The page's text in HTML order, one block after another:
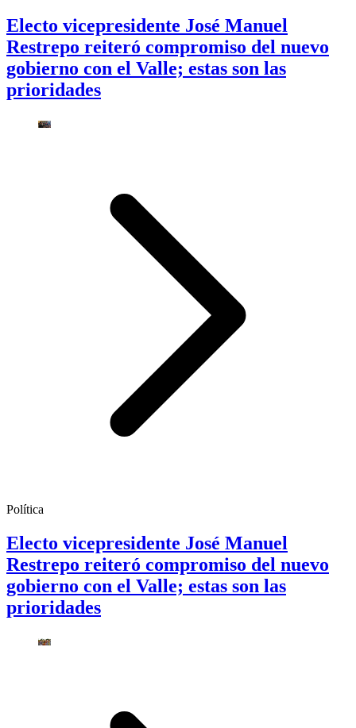
Electo vicepresidente José Manuel
Restrepo reiteró compromiso del nuevo
gobierno con el Valle; estas son las
prioridades
Política
Electo vicepresidente José Manuel
Restrepo reiteró compromiso del nuevo
gobierno con el Valle; estas son las
prioridades